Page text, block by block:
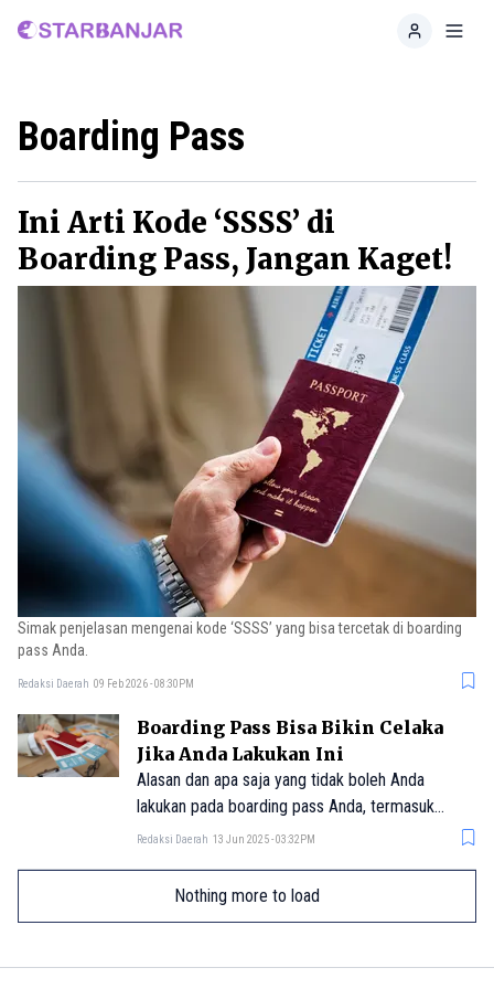
Home
Boarding Pass
Ini Arti Kode ‘SSSS’ di
Boarding Pass, Jangan Kaget!
Simak penjelasan mengenai kode ‘SSSS’ yang bisa tercetak di boarding
pass Anda.
Redaksi Daerah 09 Feb 2026 - 08:30PM
Boarding Pass Bisa Bikin Celaka
Jika Anda Lakukan Ini
Alasan dan apa saja yang tidak boleh Anda
lakukan pada boarding pass Anda, termasuk
posting boarding pass di media sosial.
Redaksi Daerah 13 Jun 2025 - 03:32PM
Nothing more to load